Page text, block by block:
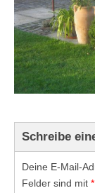
Schreibe
Deine E-Mail-
Felder sind mit *